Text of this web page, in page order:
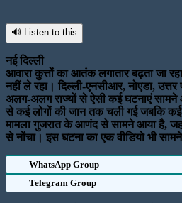
🔊 Listen to this
नई दिल्ली
आवारा कुत्तों का आतंक लगातार बढ़ता जा
नहीं ले रहा। दिल्ली-एनसीआर, नोएडा,
अलग-अलग राज्यों से ऐसी कई घटनाएं सामने
से कई लोगों की जान तक चली गई जबकि
मामला गुजरात के आणंद से सामने आया है,
से नोंचा। इस घटना का एक वीडियो भी
WhatsApp Group
Telegram Group